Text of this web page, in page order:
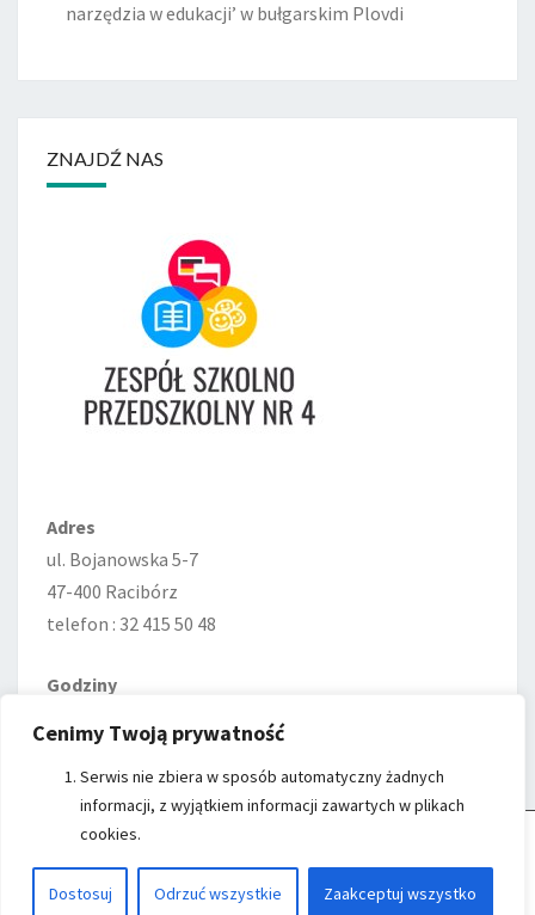
Cookie Control- Witryna ZSP nr 4 w Raciborzu wykorzystuje cookies do
Kliknij przyciskAkceptuj Cookies, aby zaakceptować Cookies.Czytaj więcej...
Cenimy Twoją prywatność
Serwis nie zbiera w sposób automatyczny żadnych
informacji, z wyjątkiem informacji zawartych w plikach
cookies.
Dostosuj Odrzuć wszystkie Zaakceptuj wszystko
narzędzia w edukacji’ w bułgarskim Plovdi
ZNAJDŹ NAS
Adres
ul. Bojanowska 5-7
47-400 Racibórz
telefon : 32 415 50 48
Godziny
7:00–15:00
© 2026|Proudly Powered byWordPress |Theme:Nisarg